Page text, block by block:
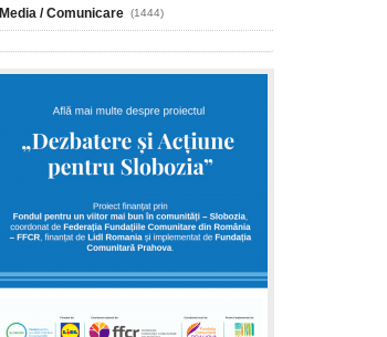
Media / Comunicare (1444)